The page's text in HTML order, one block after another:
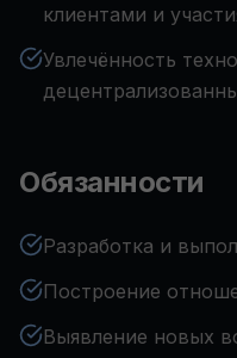
клиентами и
Увлечённость
Обязанности
Разработка и
Построение
Выявление новых